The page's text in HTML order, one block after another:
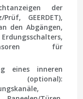
der
GEERDET),
den Abgängen,
für
eines inneren